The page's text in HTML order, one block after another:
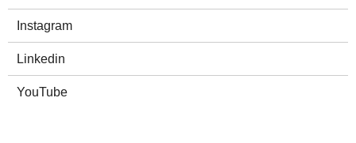
Instagram
Linkedin
YouTube